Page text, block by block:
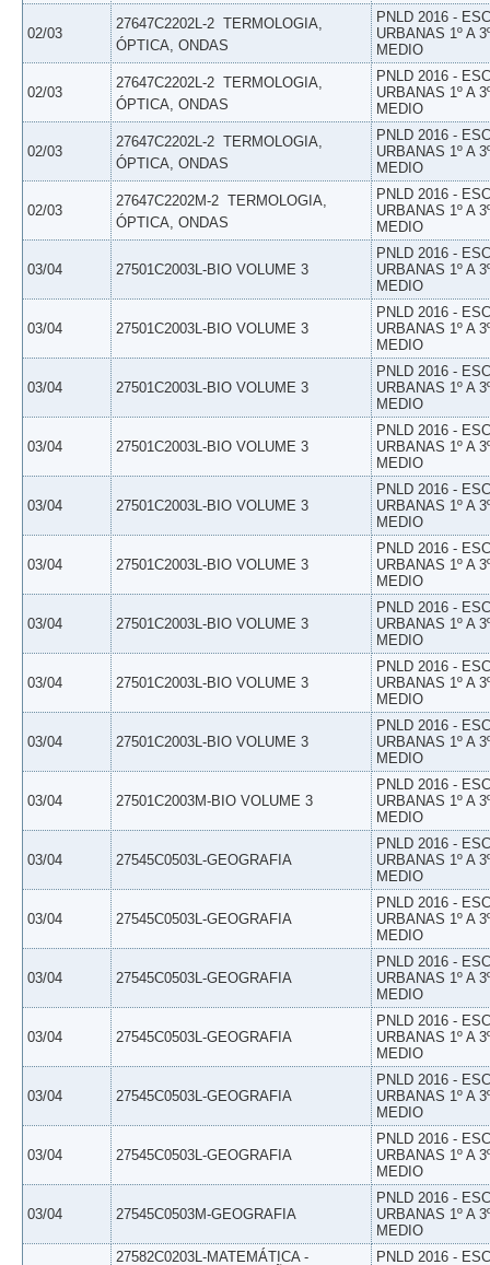
02/03
27647C2202L-2  TERMOLOGIA,
ÓPTICA, ONDAS
PNLD 2016 -
URBANAS 1º A
MEDIO
02/03
27647C2202L-2  TERMOLOGIA,
ÓPTICA, ONDAS
PNLD 2016 -
URBANAS 1º A
MEDIO
02/03
27647C2202L-2  TERMOLOGIA,
ÓPTICA, ONDAS
PNLD 2016 -
URBANAS 1º A
MEDIO
02/03
27647C2202M-2  TERMOLOGIA,
ÓPTICA, ONDAS
PNLD 2016 -
URBANAS 1º A
MEDIO
03/04 27501C2003L-BIO VOLUME 3
PNLD 2016 -
URBANAS 1º A
MEDIO
03/04 27501C2003L-BIO VOLUME 3
PNLD 2016 -
URBANAS 1º A
MEDIO
03/04 27501C2003L-BIO VOLUME 3
PNLD 2016 -
URBANAS 1º A
MEDIO
03/04 27501C2003L-BIO VOLUME 3
PNLD 2016 -
URBANAS 1º A
MEDIO
03/04 27501C2003L-BIO VOLUME 3
PNLD 2016 -
URBANAS 1º A
MEDIO
03/04 27501C2003L-BIO VOLUME 3
PNLD 2016 -
URBANAS 1º A
MEDIO
03/04 27501C2003L-BIO VOLUME 3
PNLD 2016 -
URBANAS 1º A
MEDIO
03/04 27501C2003L-BIO VOLUME 3
PNLD 2016 -
URBANAS 1º A
MEDIO
03/04 27501C2003L-BIO VOLUME 3
PNLD 2016 -
URBANAS 1º A
MEDIO
03/04 27501C2003M-BIO VOLUME 3
PNLD 2016 -
URBANAS 1º A
MEDIO
03/04 27545C0503L-GEOGRAFIA
PNLD 2016 -
URBANAS 1º A
MEDIO
03/04 27545C0503L-GEOGRAFIA
PNLD 2016 -
URBANAS 1º A
MEDIO
03/04 27545C0503L-GEOGRAFIA
PNLD 2016 -
URBANAS 1º A
MEDIO
03/04 27545C0503L-GEOGRAFIA
PNLD 2016 -
URBANAS 1º A
MEDIO
03/04 27545C0503L-GEOGRAFIA
PNLD 2016 -
URBANAS 1º A
MEDIO
03/04 27545C0503L-GEOGRAFIA
PNLD 2016 -
URBANAS 1º A
MEDIO
03/04 27545C0503M-GEOGRAFIA
PNLD 2016 -
URBANAS 1º A
MEDIO
27582C0203L-MATEMÁTICA -
PNLD 2016 -